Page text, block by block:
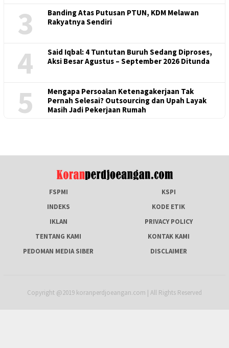
3
Banding Atas Putusan PTUN, KDM Melawan
Rakyatnya Sendiri
4
Said Iqbal: 4 Tuntutan Buruh Sedang Diproses,
Aksi Besar Agustus – September 2026 Ditunda
5
Mengapa Persoalan Ketenagakerjaan Tak
Pernah Selesai? Outsourcing dan Upah Layak
Masih Jadi Pekerjaan Rumah
FSPMI
KSPI
INDEKS
KODE ETIK
IKLAN
PRIVACY POLICY
TENTANG KAMI
KONTAK KAMI
PEDOMAN MEDIA SIBER
DISCLAIMER
Copyright @2019 koranperdjoeangan.com | All Rights Reserved